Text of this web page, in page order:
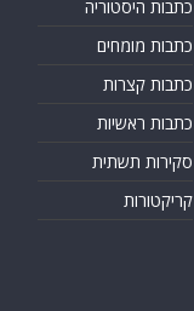
כתבות היסטוריה
כתבות מומחים
כתבות קצרות
כתבות ראשיות
סקירות תשתית
קריקטורות